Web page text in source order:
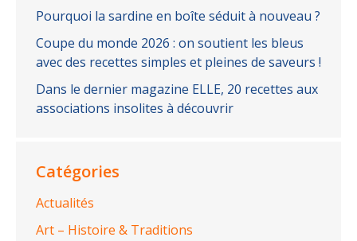
Pourquoi la sardine en boîte séduit à nouveau ?
Coupe du monde 2026 : on soutient les bleus
avec des recettes simples et pleines de saveurs !
Dans le dernier magazine ELLE, 20 recettes aux
associations insolites à découvrir
Catégories
Actualités
Art – Histoire & Traditions